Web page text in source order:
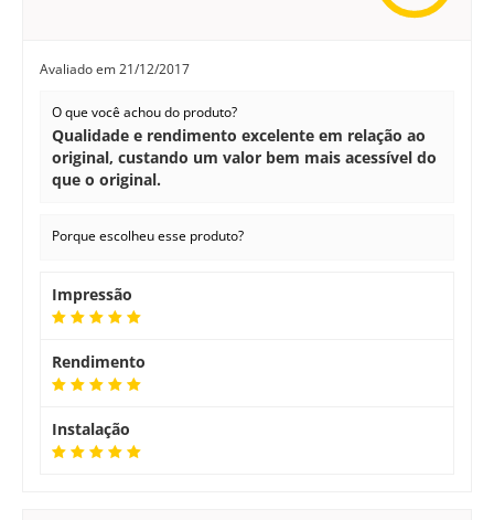
Avaliado em21/12/2017
O que você achou do produto?
Qualidade e rendimento excelente em relação ao
original, custando um valor bem mais acessível do
que o original.
Porque escolheu esse produto?
Impressão
Rendimento
Instalação